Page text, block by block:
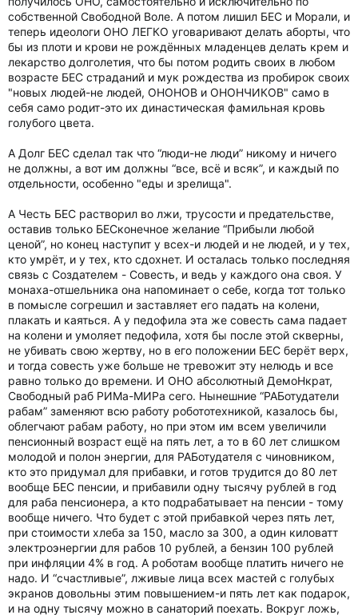
собственной Свободной Воле. А потом лишил БЕС и Морали, и
теперь идеологи ОНО ЛЕГКО уговаривают делать аборты, что
бы из плоти и крови не рождённых младенцев делать крем и
лекарство долголетия, что бы потом родить своих в любом
возрасте БЕС страданий и мук рождества из пробирок своих
"новых людей-не людей, ОНОНОВ и ОНОНЧИКОВ" само в
себя само родит-это их династическая фамильная кровь
голубого цвета.
А Долг БЕС сделал так что “люди-не люди” никому и ничего
не должны, а вот им должны “все, всё и всяк”, и каждый по
отдельности, особенно "еды и зрелища".
А Честь БЕС растворил во лжи, трусости и предательстве,
оставив только БЕСконечное желание “Прибыли любой
ценой”, но конец наступит у всех-и людей и не людей, и у тех,
кто умрёт, и у тех, кто сдохнет. И осталась только последняя
связь с Создателем - Cовесть, и ведь у каждого она своя. У
монаха-отшельника она напоминает о себе, когда тот только
в помысле согрешил и заставляет его падать на колени,
плакать и каяться. А у педофила эта же совесть сама падает
на колени и умоляет педофила, хотя бы после этой скверны,
не убивать свою жертву, но в его положении БЕС берёт верх,
и тогда совесть уже больше не тревожит эту нелюдь и все
равно только до времени. И ОНО абсолютный ДемоНкрат,
Свободный раб РИМа-МИРа сего. Нынешние “РАБотудатели
рабам” заменяют всю работу робототехникой, казалось бы,
облегчают рабам работу, но при этом им всем увеличили
пенсионный возраст ещё на пять лет, а то в 60 лет слишком
молодой и полон энергии, для РАБотудателя с чиновником,
кто это придумал для прибавки, и готов трудится до 80 лет
вообще БЕС пенсии, и прибавили одну тысячу рублей в год
для раба пенсионера, а кто подрабатывает на пенсии - тому
вообще ничего. Что будет с этой прибавкой через пять лет,
при стоимости хлеба за 150, масло за 300, а один киловатт
электроэнергии для рабов 10 рублей, а бензин 100 рублей
при инфляции 4% в год. А роботам вообще платить ничего не
надо. И “счастливые”, лживые лица всех мастей с голубых
экранов довольны этим повышением-и пять лет как подарок,
и на одну тысячу можно в санаторий поехать. Вокруг ложь,